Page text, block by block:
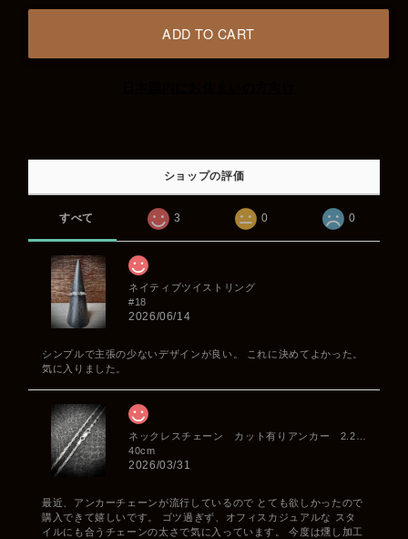
ADD TO CART
ショップの評価
すべて 3 0 0
ネイティブツイストリング
#18
2026/06/14
シンプルで主張の少ないデザインが良い。 これに決めてよかった。
気に入りました。
40cm
2026/03/31
最近、アンカーチェーンが流行しているので とても欲しかったので
購入できて嬉しいです。 ゴツ過ぎず、オフィスカジュアルな スタ
イルにも合うチェーンの太さで気に入っています。 今度は燻し加工